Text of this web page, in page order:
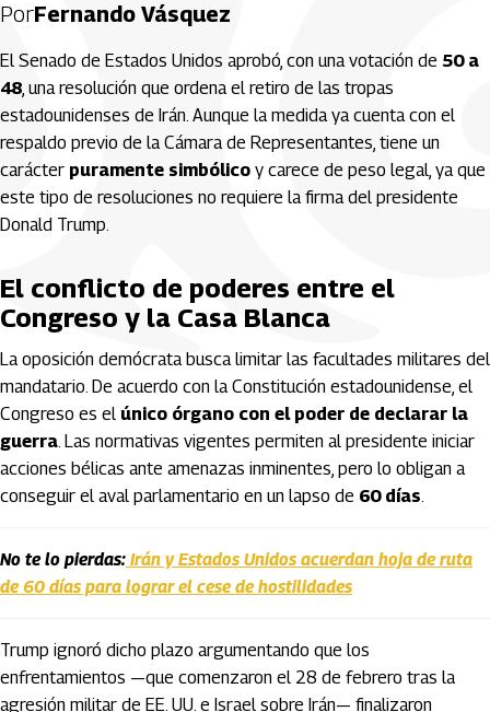
PorFernando Vásquez
El Senado de Estados Unidos aprobó, con una votación de 50 a
48, una resolución que ordena el retiro de las tropas
estadounidenses de Irán. Aunque la medida ya cuenta con el
respaldo previo de la Cámara de Representantes, tiene un
carácter puramente simbólico y carece de peso legal, ya que
este tipo de resoluciones no requiere la firma del presidente
Donald Trump.
El conflicto de poderes entre el
Congreso y la Casa Blanca
La oposición demócrata busca limitar las facultades militares del
mandatario. De acuerdo con la Constitución estadounidense, el
Congreso es el único órgano con el poder de declarar la
guerra. Las normativas vigentes permiten al presidente iniciar
acciones bélicas ante amenazas inminentes, pero lo obligan a
conseguir el aval parlamentario en un lapso de 60 días.
No te lo pierdas: Irán y Estados Unidos acuerdan hoja de ruta
de 60 días para lograr el cese de hostilidades
Trump ignoró dicho plazo argumentando que los
enfrentamientos —que comenzaron el 28 de febrero tras la
agresión militar de EE. UU. e Israel sobre Irán— finalizaron